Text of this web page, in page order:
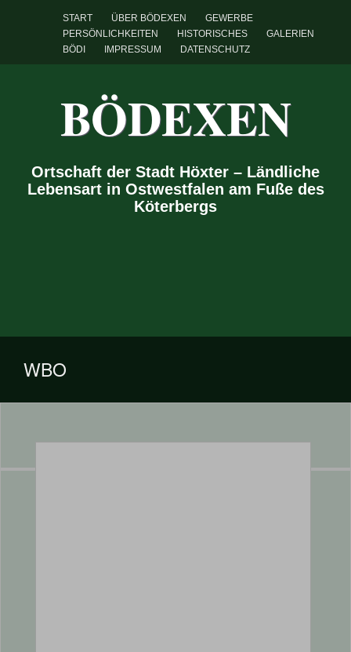
START ÜBER BÖDEXEN
GEWERBE
PERSÖNLICHKEITEN
HISTORISCHES
GALERIEN
BÖDI
IMPRESSUM DATENSCHUTZ
BÖDEXEN
Ortschaft der Stadt Höxter – Ländliche
Lebensart in Ostwestfalen am Fuße des
Köterbergs
WBO